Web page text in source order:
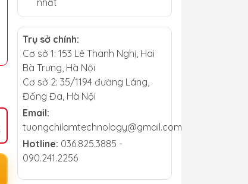
nhất
Trụ sở chính:
Cơ sở 1: 153 Lê Thanh Nghị, Hai
Bà Trưng, Hà Nội
Cơ sở 2: 35/1194 đường Láng,
Đống Đa, Hà Nội
Email:
tuongchilamtechnology@gmail.com
Hotline: 036.825.3885 -
090.241.2256